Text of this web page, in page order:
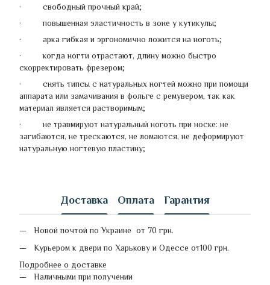
· свободный прочный край;
· повышенная эластичность в зоне у кутикулы;
· арка гибкая и эргономично ложится на ноготь;
· когда ногти отрастают, длину можно быстро
скорректировать фрезером;
· снять типсы с натуральных ногтей можно при помощи
аппарата или замачивания в фольге с ремувером, так как
материал является растворимым;
· не травмируют натуральный ноготь при носке: не
загибаются, не трескаются, не ломаются, не деформируют
натуральную ногтевую пластину;
Доставка Оплата Гарантия
Новой почтой по Украине от 70 грн.
Курьером к двери по Харькову и Одессе от100 грн.
Подробнее о доставке
Наличными при получении